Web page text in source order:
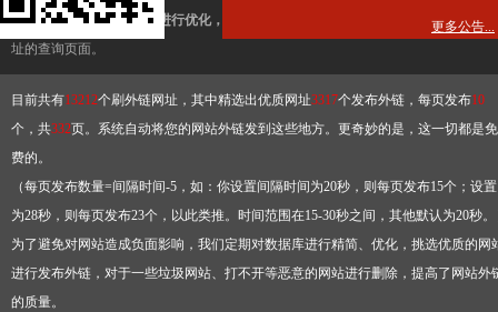
有频繁使用超级外链工具进行优化，才能获得稳定的外链
，最终使搜索引擎收录带
址的查询页面。
目前共有13212个刷外链网址，其中精选出优质网址3317个发布外链，每页发布10
个，共332页。系统自动将您的网站外链发到这些地方。更奇妙的是，这一切都是免
费的。
（每页发布数量=间隔时间-5，如：你设置间隔时间为20秒，则每页发布15个；设置
为28秒，则每页发布23个，以此类推。时间范围在15-30秒之间，其他默认为20秒
为了避免对网站造成负面影响，我们定期对数据库进行精简、优化，挑选优质的网
进行发布外链，对于一些垃圾网站、打不开等恶意的网站进行删除，提高了网站外
的质量。
更多公告...